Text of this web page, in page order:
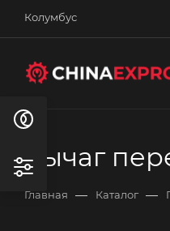
Колумбус
Рычаг
Главная — Каталог —